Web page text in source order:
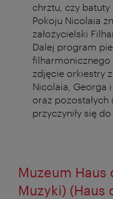
chrztu, czy batuty
Pokoju Nicolaia
założycielski
Dalej program
filharmonicznego
zdjęcie orkiestry
Nicolaia, Georga
oraz pozostałych
przyczyniły się
Muzeum Haus
Muzyki) (Haus